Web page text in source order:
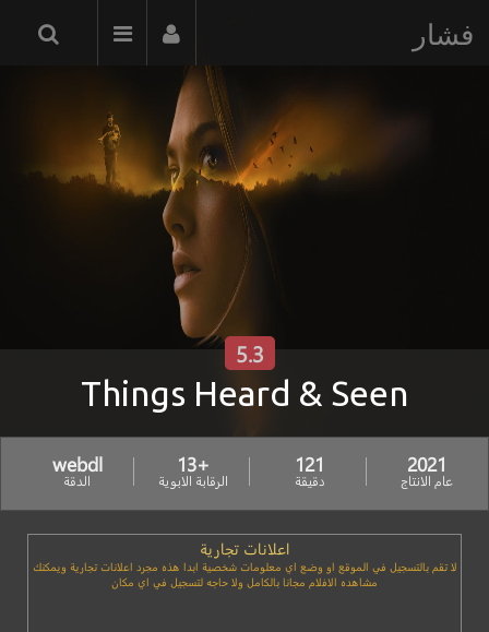
فشار
Things Heard & Seen
5.3
2021
عام الانتاج
121
دقيقة
+13
الرقابة الابوية
webdl
الدقة
اعلانات تجارية
لا تقم بالتسجيل في الموقع او وضع اي معلومات شخصية ابدا هذه مجرد اعلانات تجارية ويمكنك
مشاهده الافلام مجانا بالكامل ولا حاجه لتسجيل في اي مكان